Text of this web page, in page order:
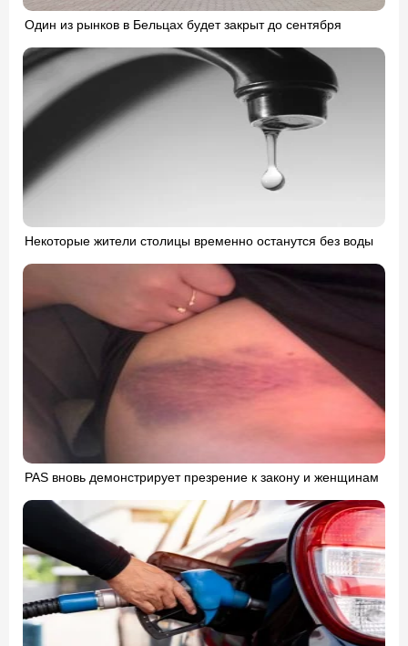
Один из рынков в Бельцах будет закрыт до сентября
Некоторые жители столицы временно останутся без воды
PAS вновь демонстрирует презрение к закону и женщинам